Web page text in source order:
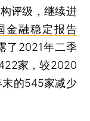
评级，继续进
金融稳定报告
了2021年二季
家，较2020
的545家减少